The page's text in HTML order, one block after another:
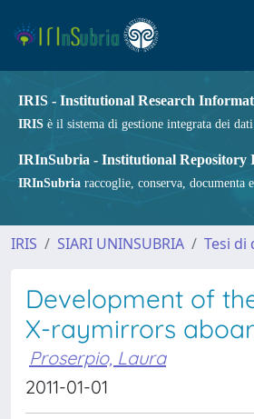
IRIS - Institutional Research
IRIS è il sistema di gestione integrata dei
IRInSubria - Institutional Repository
IRInSubria raccoglie, conserva,
IRIS SIARI UNINSUBRIA Tesi
Development of
X-raymirrors
Proserpio, Laura
2011-01-01